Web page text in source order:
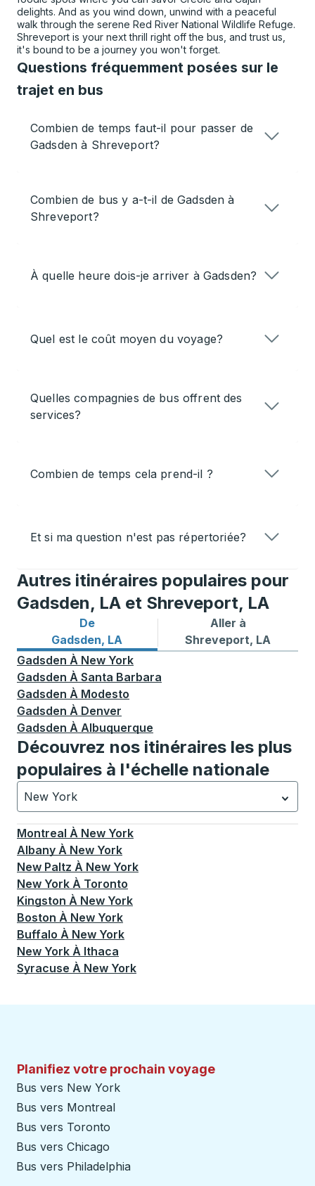
delights. And as you wind down, unwind with a peaceful
walk through the serene Red River National Wildlife Refuge.
Shreveport is your next thrill right off the bus, and trust us,
it's bound to be a journey you won't forget.
Questions fréquemment posées sur le
trajet en bus
Combien de temps faut-il pour passer de
Gadsden à Shreveport?
Combien de bus y a-t-il de Gadsden à
Shreveport?
À quelle heure dois-je arriver à Gadsden?
Quel est le coût moyen du voyage?
Quelles compagnies de bus offrent des
services?
Combien de temps cela prend-il ?
Et si ma question n'est pas répertoriée?
Autres itinéraires populaires pour
Gadsden, LA et Shreveport, LA
De
Gadsden, LA
Itinéraires de bus depuis Gadsden, LA
Aller à
Shreveport, LA
Itinéraires de bus vers
Gadsden À New York
Gadsden À Santa Barbara
Gadsden À Modesto
Gadsden À Denver
Gadsden À Albuquerque
Découvrez nos itinéraires les plus
populaires à l'échelle nationale
New York
Actuellement sélectionné: New York.La sélection est
Montreal À New York
Albany À New York
New Paltz À New York
New York À Toronto
Kingston À New York
Boston À New York
Buffalo À New York
New York À Ithaca
Syracuse À New York
Planifiez votre prochain voyage
Bus vers New York
Bus vers Montreal
Bus vers Toronto
Bus vers Chicago
Bus vers Philadelphia